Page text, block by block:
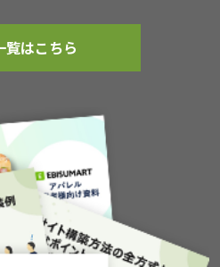
覧はこちら